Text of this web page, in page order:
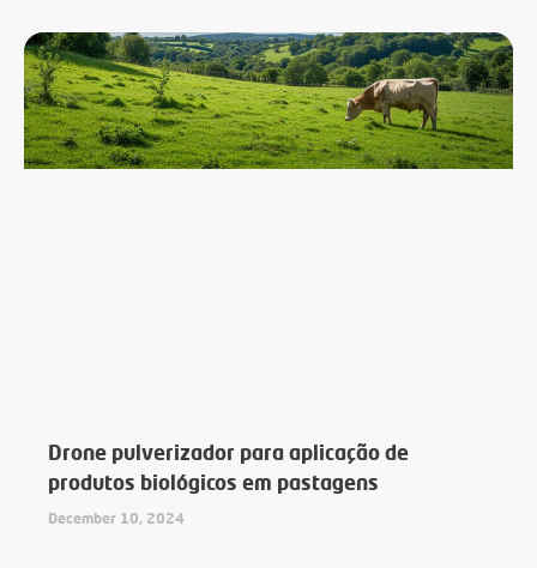
Drone pulverizador para aplicação de
produtos biológicos em pastagens
December 10, 2024